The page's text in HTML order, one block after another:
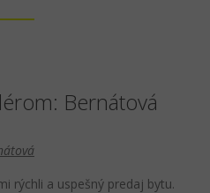
Bernátová
rýchli a uspešný predaj bytu.